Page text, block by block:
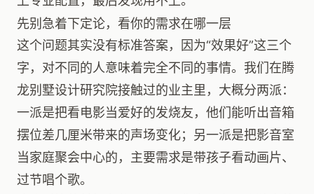
先别急着下定论，看你的需求在哪一层
这个问题其实没有标准答案，因为“效果好”这三个
字，对不同的人意味着完全不同的事情。我们在腾
龙别墅设计研究院接触过的业主里，大概分两派：
一派是把看电影当爱好的发烧友，他们能听出音箱
摆位差几厘米带来的声场变化；另一派是把影音室
当家庭聚会中心的，主要需求是带孩子看动画片、
过节唱个歌。